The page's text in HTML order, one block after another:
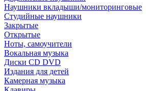
Наушники вкладыши/мониторинговые
Студийные наушники
Закрытые
Открытые
Ноты, самоучители
Вокальная музыка
Диски CD DVD
Издания для детей
Камерная музыка